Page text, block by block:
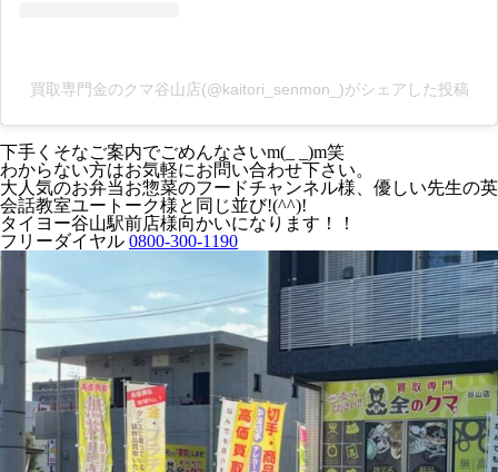
買取専門金のクマ谷山店(@kaitori_senmon_)がシェアした投稿
下手くそなご案内でごめんなさいm(_ _)m笑
わからない方はお気軽にお問い合わせ下さい。
大人気のお弁当お惣菜のフードチャンネル様、優しい先生の英
会話教室ユートーク様と同じ並び!(^^)!
タイヨー谷山駅前店様向かいになります！！
フリーダイヤル 0800-300-1190